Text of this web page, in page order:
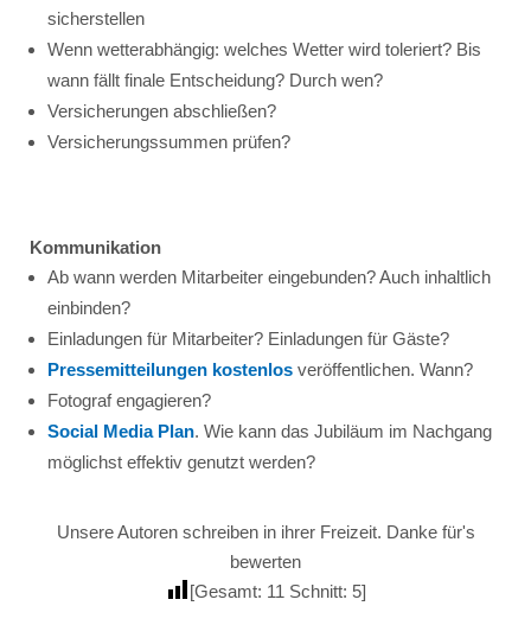
sicherstellen
Wenn wetterabhängig: welches Wetter wird toleriert? Bis
wann fällt finale Entscheidung? Durch wen?
Versicherungen abschließen?
Versicherungssummen prüfen?
Kommunikation
Ab wann werden Mitarbeiter eingebunden? Auch inhaltlich
einbinden?
Einladungen für Mitarbeiter? Einladungen für Gäste?
Pressemitteilungen kostenlosveröffentlichen. Wann?
Fotograf engagieren?
Social Media Plan. Wie kann das Jubiläum im Nachgang
möglichst effektiv genutzt werden?
Unsere Autoren schreiben in ihrer Freizeit. Danke für's
bewerten
[Gesamt: 11 Schnitt: 5]